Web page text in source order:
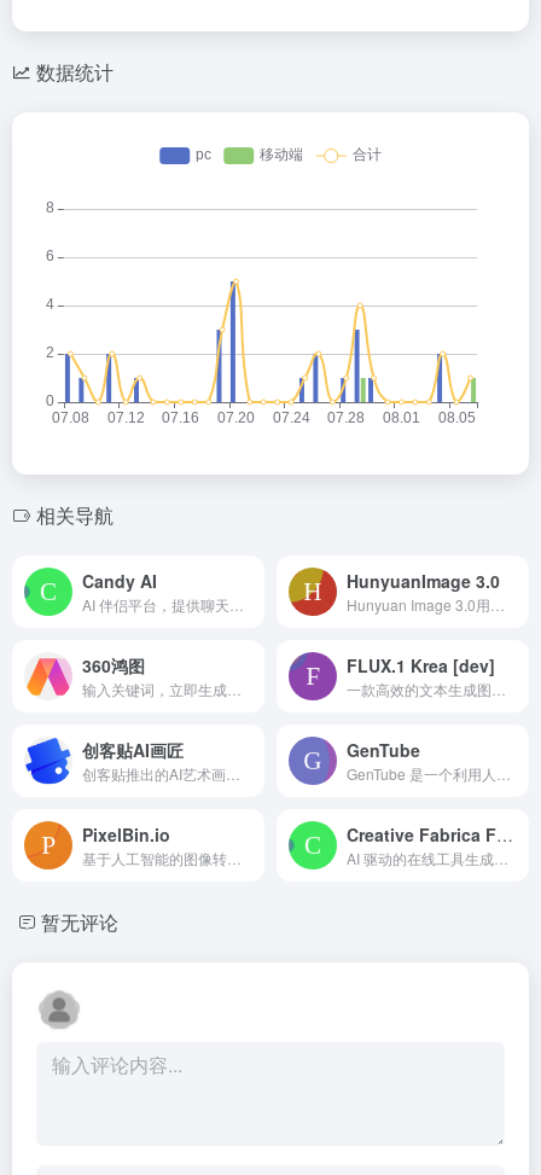
数据统计
相关导航
Candy AI HunyuanImage 3.0
360鸿图 FLUX.1 Krea [dev]
创客贴AI画匠 GenTube
PixelBin.io Creative Fabrica Font Generator
暂无评论